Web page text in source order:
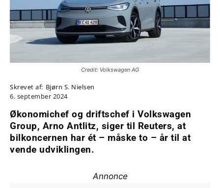
Credit: Volkswagen AG
Skrevet af: Bjørn S. Nielsen
6. september 2024
Økonomichef og driftschef i Volkswagen
Group, Arno Antlitz, siger til Reuters, at
bilkoncernen har ét – måske to – år til at
vende udviklingen.
Annonce